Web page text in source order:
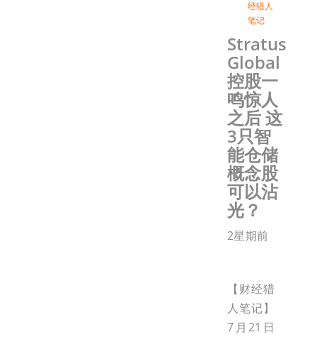
经猎人
笔记
Stratus
Global
控股一
鸣惊人
之后 这
3只智
能仓储
概念股
可以沾
光？
2星期前
【财经猎
人笔记】
7月21日